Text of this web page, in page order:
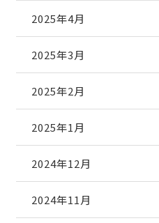
2025年4月
2025年3月
2025年2月
2025年1月
2024年12月
2024年11月